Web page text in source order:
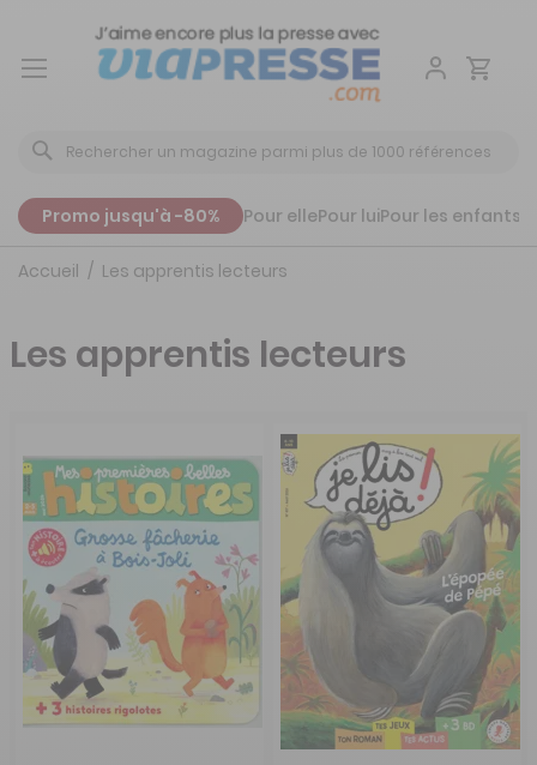
Aller
Promo jusqu'à -80% Pour ellePour luiPour les enfants
Accueil Les apprentis lecteurs
Les apprentis lecteurs